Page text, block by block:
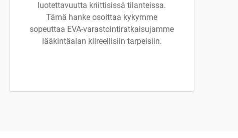
luotettavuutta kriittisissä tilanteissa.
Tämä hanke osoittaa kykymme
sopeuttaa EVA-varastointiratkaisujamme
lääkintäalan kiireellisiin tarpeisiin.